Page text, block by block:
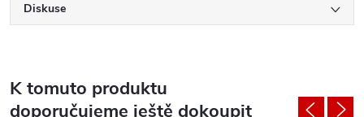
Diskuse
K tomuto produktu
doporučujeme ještě dokoupit